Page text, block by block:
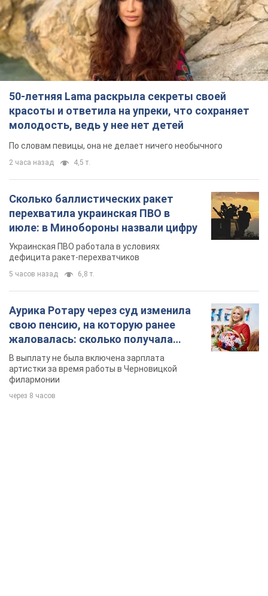
молодость, ведь у нее нет детей
По словам певицы, она не делает ничего необычного
2 часа назад 4,5 т.
Сколько баллистических ракет
перехватила украинская ПВО в
июле: в Минобороны назвали цифру
Украинская ПВО работала в условиях
Аурика Ротару через суд изменила
свою пенсию, на которую ранее
жаловалась: сколько получала
певица
артистки за время работы в Черновицкой
филармонии
через 8 часов